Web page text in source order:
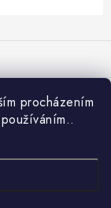
procházením